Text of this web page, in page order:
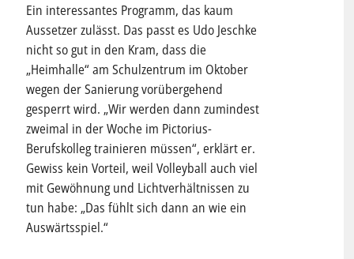
Ein interessantes Programm, das kaum
Aussetzer zulässt. Das passt es Udo Jeschke
nicht so gut in den Kram, dass die
„Heimhalle“ am Schulzentrum im Oktober
wegen der Sanierung vorübergehend
gesperrt wird. „Wir werden dann zumindest
zweimal in der Woche im Pictorius-
Berufskolleg trainieren müssen“, erklärt er.
Gewiss kein Vorteil, weil Volleyball auch viel
mit Gewöhnung und Lichtverhältnissen zu
tun habe: „Das fühlt sich dann an wie ein
Auswärtsspiel.“